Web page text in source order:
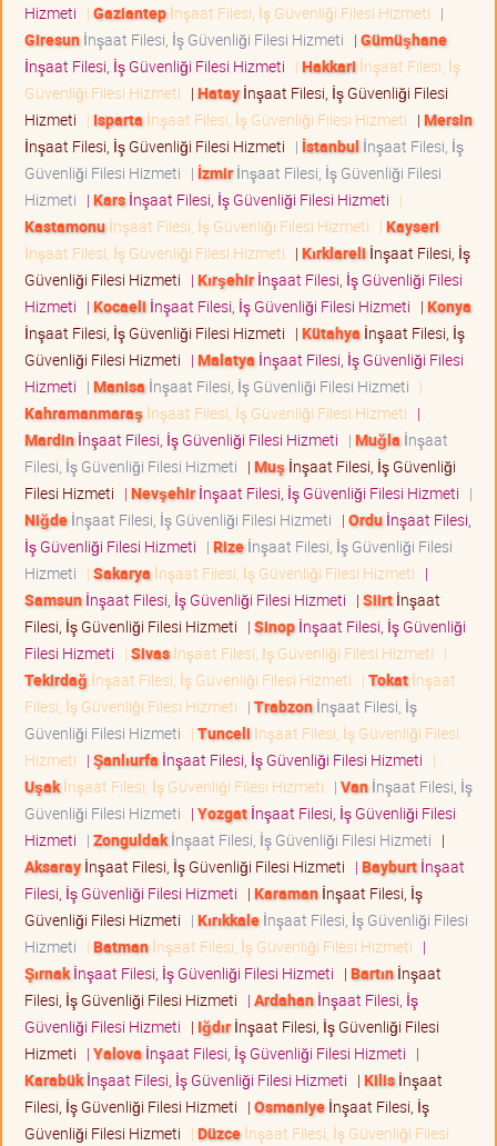
Hizmeti | Gaziantepİnşaat Filesi, İş Güvenliği Filesi Hizmeti |
Giresunİnşaat Filesi, İş Güvenliği Filesi Hizmeti | Gümüşhane
İnşaat Filesi, İş Güvenliği Filesi Hizmeti | Hakkari İnşaat Filesi, İş
Güvenliği Filesi Hizmeti | Hatayİnşaat Filesi, İş Güvenliği Filesi
Hizmeti | Isparta İnşaat Filesi, İş Güvenliği Filesi Hizmeti | Mersin
İnşaat Filesi, İş Güvenliği Filesi Hizmeti | İstanbul İnşaat Filesi, İş
Güvenliği Filesi Hizmeti | İzmirİnşaat Filesi, İş Güvenliği Filesi
Hizmeti | Karsİnşaat Filesi, İş Güvenliği Filesi Hizmeti |
Kastamonuİnşaat Filesi, İş Güvenliği Filesi Hizmeti | Kayseri
İnşaat Filesi, İş Güvenliği Filesi Hizmeti | Kırklareli İnşaat Filesi, İş
Güvenliği Filesi Hizmeti | Kırşehirİnşaat Filesi, İş Güvenliği Filesi
Hizmeti | Kocaeli İnşaat Filesi, İş Güvenliği Filesi Hizmeti | Konya
İnşaat Filesi, İş Güvenliği Filesi Hizmeti | Kütahya İnşaat Filesi, İş
Güvenliği Filesi Hizmeti | Malatya İnşaat Filesi, İş Güvenliği Filesi
Hizmeti | Manisa İnşaat Filesi, İş Güvenliği Filesi Hizmeti |
Kahramanmaraş İnşaat Filesi, İş Güvenliği Filesi Hizmeti |
Mardinİnşaat Filesi, İş Güvenliği Filesi Hizmeti | Muğla İnşaat
Filesi, İş Güvenliği Filesi Hizmeti | Muş İnşaat Filesi, İş Güvenliği
Filesi Hizmeti | Nevşehirİnşaat Filesi, İş Güvenliği Filesi Hizmeti |
Niğdeİnşaat Filesi, İş Güvenliği Filesi Hizmeti | Orduİnşaat Filesi,
İş Güvenliği Filesi Hizmeti | Rizeİnşaat Filesi, İş Güvenliği Filesi
Hizmeti | Sakarya İnşaat Filesi, İş Güvenliği Filesi Hizmeti |
Samsunİnşaat Filesi, İş Güvenliği Filesi Hizmeti | Siirtİnşaat
Filesi, İş Güvenliği Filesi Hizmeti | Sinopİnşaat Filesi, İş Güvenliği
Filesi Hizmeti | Sivasİnşaat Filesi, İş Güvenliği Filesi Hizmeti |
Tekirdağ İnşaat Filesi, İş Güvenliği Filesi Hizmeti | Tokatİnşaat
Filesi, İş Güvenliği Filesi Hizmeti | Trabzonİnşaat Filesi, İş
Güvenliği Filesi Hizmeti | Tunceli İnşaat Filesi, İş Güvenliği Filesi
Hizmeti | Şanlıurfa İnşaat Filesi, İş Güvenliği Filesi Hizmeti |
Uşakİnşaat Filesi, İş Güvenliği Filesi Hizmeti | Vanİnşaat Filesi, İş
Güvenliği Filesi Hizmeti | Yozgatİnşaat Filesi, İş Güvenliği Filesi
Hizmeti | Zonguldakİnşaat Filesi, İş Güvenliği Filesi Hizmeti |
Aksarayİnşaat Filesi, İş Güvenliği Filesi Hizmeti | Bayburtİnşaat
Filesi, İş Güvenliği Filesi Hizmeti | Karamanİnşaat Filesi, İş
Güvenliği Filesi Hizmeti | Kırıkkaleİnşaat Filesi, İş Güvenliği Filesi
Hizmeti | Batmanİnşaat Filesi, İş Güvenliği Filesi Hizmeti |
Şırnakİnşaat Filesi, İş Güvenliği Filesi Hizmeti | Bartınİnşaat
Filesi, İş Güvenliği Filesi Hizmeti | Ardahanİnşaat Filesi, İş
Güvenliği Filesi Hizmeti | Iğdırİnşaat Filesi, İş Güvenliği Filesi
Hizmeti | Yalova İnşaat Filesi, İş Güvenliği Filesi Hizmeti |
Karabükİnşaat Filesi, İş Güvenliği Filesi Hizmeti | Kilisİnşaat
Filesi, İş Güvenliği Filesi Hizmeti | Osmaniyeİnşaat Filesi, İş
Güvenliği Filesi Hizmeti | Düzceİnşaat Filesi, İş Güvenliği Filesi